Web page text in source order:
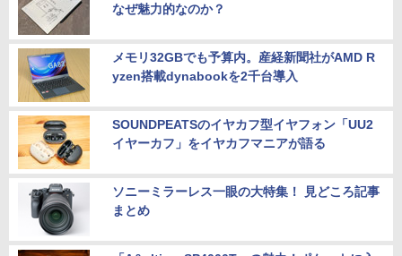
なぜ魅力的なのか？
メモリ32GBでも予算内。産経新聞社がAMD R
yzen搭載dynabookを2千台導入
SOUNDPEATSのイヤカフ型イヤフォン「UU2
イヤーカフ」をイヤカフマニアが語る
ソニーミラーレス一眼の大特集！ 見どころ記事
まとめ